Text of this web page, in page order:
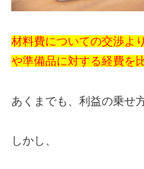
材料費についての交渉よ
や準備品に対する経費を
あくまでも、利益の乗せ
しかし、